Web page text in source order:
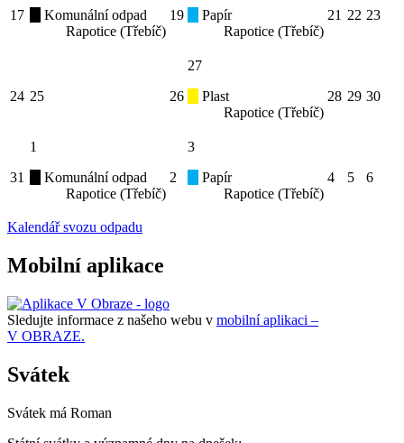
17
Komunální odpad
Rapotice (Třebíč)
19
Papír
Rapotice (Třebíč)
21 22 23
24 25 26
27
Plast
Rapotice (Třebíč)
28 29 30
31
1
Komunální odpad
Rapotice (Třebíč)
2
3
Papír
Rapotice (Třebíč)
4 5 6
Kalendář svozu odpadu
Mobilní aplikace
Sledujte informace z našeho webu v mobilní aplikaci –
V OBRAZE.
Svátek
Svátek má Roman